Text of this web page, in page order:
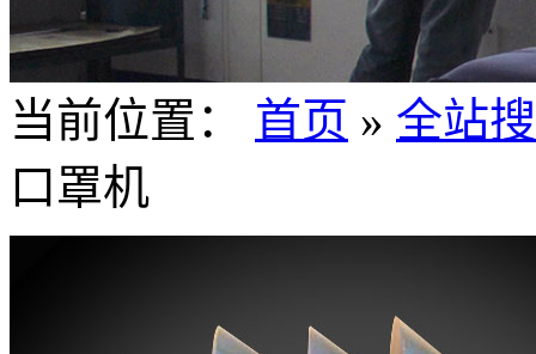
当前位置： 首页 » 全站
口罩机